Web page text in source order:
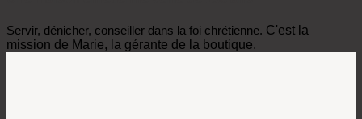
Servir, dénicher, conseiller dans la foi chrétienne. C'est la
mission de Marie, la gérante de la boutique.